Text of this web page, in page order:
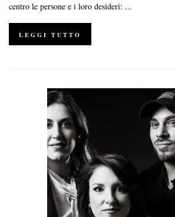
centro le persone e i loro desideri: ...
LEGGI TUTTO